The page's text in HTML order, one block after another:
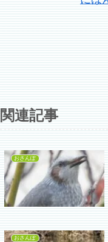
関連記事
おさんぽ
おさんぽ